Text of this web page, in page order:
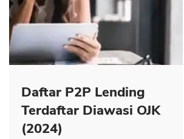
Daftar P2P Lending
Terdaftar Diawasi OJK
(2024)
CANCEL